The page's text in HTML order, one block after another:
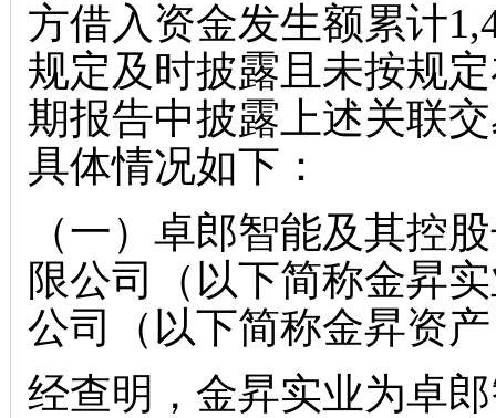
方借入资金发生额累计
规定及时披露且未按规
期报告中披露上述关联
具体情况如下：
（一）卓郎智能及其控
限公司（以下简称金昇
公司（以下简称金昇资
经查明，金昇实业为卓